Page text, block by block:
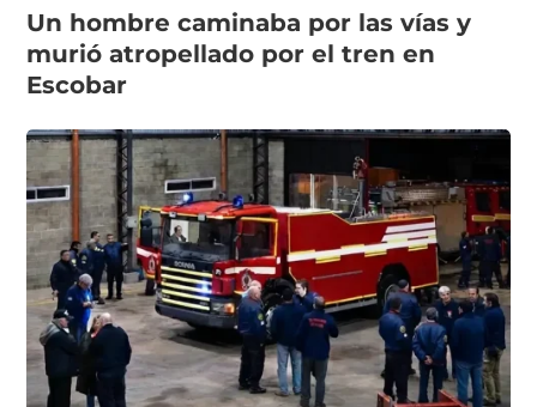
Un hombre caminaba por las vías y
murió atropellado por el tren en
Escobar